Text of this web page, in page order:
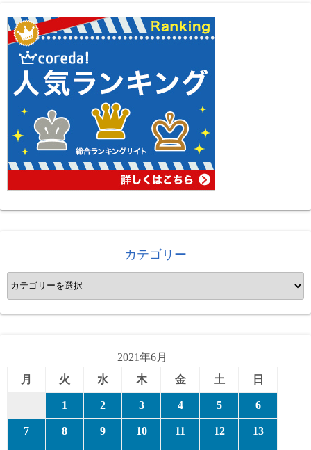
カテゴリー
カ
テ
ゴ
2021年6月
月
火 水 木 金 土 日
1 2 3 4 5 6
7 8 9 10 11 12 13